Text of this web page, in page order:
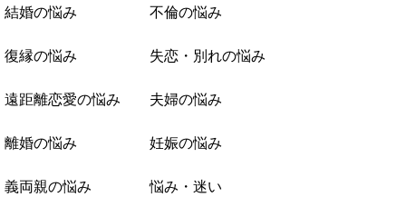
結婚の悩み 不倫の悩み
復縁の悩み 失恋・別れの悩み
遠距離恋愛の悩み 夫婦の悩み
離婚の悩み 妊娠の悩み
義両親の悩み 悩み・迷い